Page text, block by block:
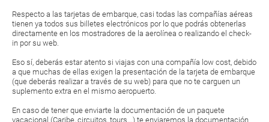
Respecto a las tarjetas de embarque, casi todas las compañías aéreas
tienen ya todos sus billetes electrónicos por lo que podrás obtenerlas
directamente en los mostradores de la aerolínea o realizando el check-
in por su web.
Eso sí, deberás estar atento si viajas con una compañía low cost, debido
a que muchas de ellas exigen la presentación de la tarjeta de embarque
(que deberás realizar a través de su web) para que no te carguen un
suplemento extra en el mismo aeropuerto.
En caso de tener que enviarte la documentación de un paquete
vacacional (Caribe, circuitos, tours...) te enviaremos la documentación